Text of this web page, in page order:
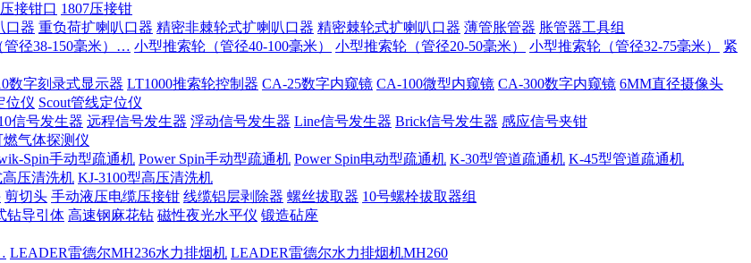
压接钳口 1807压接钳
口器 重负荷扩喇叭口器 精密非棘轮式扩喇叭口器 精密棘轮式扩喇叭口器 薄管胀管器 胀管器工具组
管径38-150毫米）… 小型推索轮（管径40-100毫米） 小型推索轮（管径20-50毫米） 小型推索轮（管径32-75毫米）
紧
数字刻录式显示器 LT1000推索轮控制器 CA-25数字内窥镜 CA-100微型内窥镜 CA-300数字内窥镜 6MM直径摄像头
位仪 Scout管线定位仪
信号发生器 远程信号发生器 浮动信号发生器 Line信号发生器 Brick信号发生器 感应信号夹钳
燃气体探测仪
Spin手动型疏通机 Power Spin手动型疏通机 Power Spin电动型疏通机 K-30型管道疏通机 K-45型管道疏通机
高压清洗机 KJ-3100型高压清洗机
剪切头 手动液压电缆压接钳 线缆铝层剥除器 螺丝拔取器 10号螺栓拔取器组
钻导引体 高速钢麻花钻 磁性夜光水平仪 锻造砧座
LEADER雷德尔MH236水力排烟机 LEADER雷德尔水力排烟机MH260